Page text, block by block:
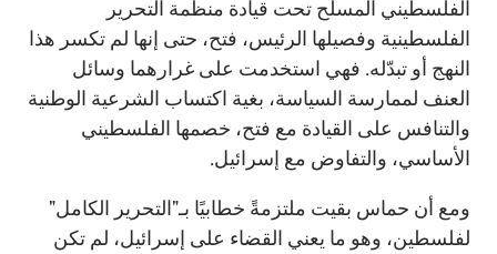
الفلسطيني المسلّح تحت قيادة منظمة التحرير
الفلسطينية وفصيلها الرئيس، فتح، حتى إنها لم تكسر هذا
النهج أو تبدّله. فهي استخدمت على غرارهما وسائل
العنف لممارسة السياسة، بغية اكتساب الشرعية الوطنية
والتنافس على القيادة مع فتح، خصمها الفلسطيني
الأساسي، والتفاوض مع إسرائيل.
ومع أن حماس بقيت ملتزمةً خطابيًا بـ"التحرير الكامل"
لفلسطين، وهو ما يعني القضاء على إسرائيل، لم تكن